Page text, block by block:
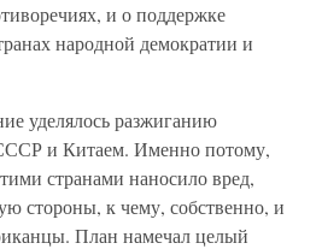
и о поддержке
народной демократии и
уделялось разжиганию
и Китаем. Именно потому,
странами наносило вред,
стороны, к чему, собственно, и
План намечал целый